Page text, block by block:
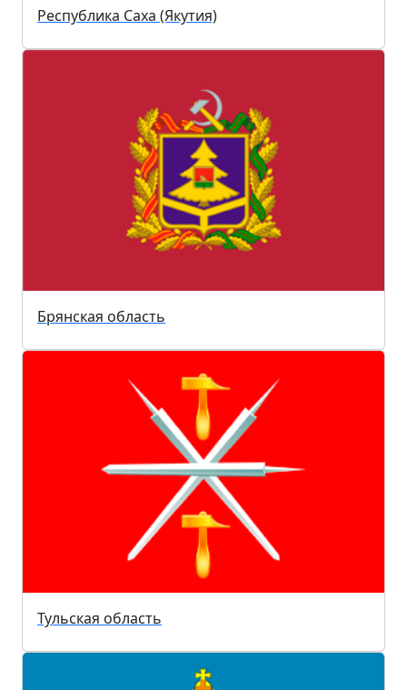
Республика Саха (Якутия)
Брянская область
Тульская область